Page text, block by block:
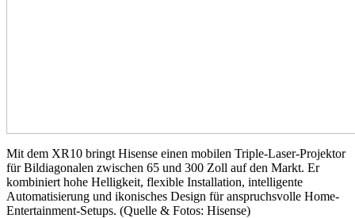
Mit dem XR10 bringt Hisense einen mobilen Triple-Laser-Projektor
für Bildiagonalen zwischen 65 und 300 Zoll auf den Markt. Er
kombiniert hohe Helligkeit, flexible Installation, intelligente
Automatisierung und ikonisches Design für anspruchsvolle Home-
Entertainment-Setups. (Quelle & Fotos: Hisense)